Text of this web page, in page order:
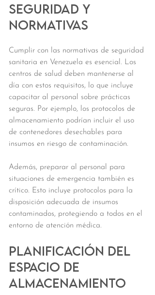
Seguridad y
Normativas
Cumplir con las normativas de seguridad
sanitaria en Venezuela es esencial. Los
centros de salud deben mantenerse al
día con estos requisitos, lo que incluye
capacitar al personal sobre prácticas
seguras. Por ejemplo, los protocolos de
almacenamiento podrían incluir el uso
de contenedores desechables para
insumos en riesgo de contaminación.
Además, preparar al personal para
situaciones de emergencia también es
crítico. Esto incluye protocolos para la
disposición adecuada de insumos
contaminados, protegiendo a todos en el
entorno de atención médica.
Planificación del
Espacio de
Almacenamiento